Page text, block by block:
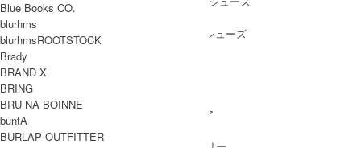
OTHER SHOES
/ その他シューズ
GOODS
GOODS ALL ITEM
/ 帽子・ヘッドウェア
BAG
Blue Books CO.
blurhms
blurhmsROOTSTOCK
Brady
BRAND X
BRING
BRU NA BOINNE
buntA
BURLAP OUTFITTER